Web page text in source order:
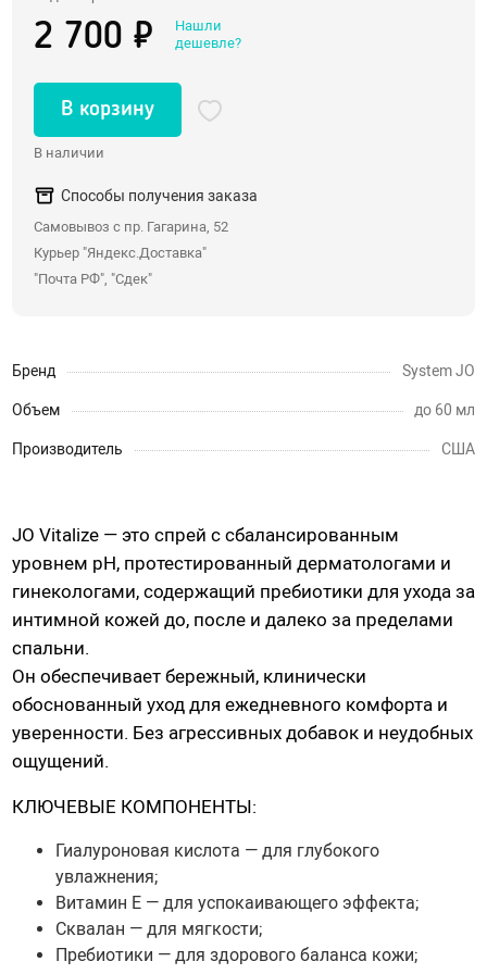
Со стразами, хвостики
С вибрацией
С римминг эффектом
Массажеры простаты
Надувные пробки, тоннели
Анальные крюки
С дистанционным управлением
Страпоны
Фаллопротезы, насадки для мужчин
Трусики для страпона
Вагины
Попки
Ротики, грудь
Секс-куклы
Tenga
Хай-тек мастурбаторы
Помпа вакуумная
Бренд System JO
Объем до 60 мл
Производитель США
2 700 ₽
Нашли
дешевле?
В корзину
В наличии
Способы получения заказа
Самовывоз с пр. Гагарина, 52
Курьер "Яндекс.Доставка"
"Почта РФ", "Сдек"
JO Vitalize — это спрей с сбалансированным
уровнем pH, протестированный дерматологами и
гинекологами, содержащий пребиотики для ухода за
интимной кожей до, после и далеко за пределами
спальни.
Он обеспечивает бережный, клинически
обоснованный уход для ежедневного комфорта и
уверенности. Без агрессивных добавок и неудобных
ощущений.
КЛЮЧЕВЫЕ КОМПОНЕНТЫ:
Гиалуроновая кислота — для глубокого
увлажнения;
Витамин Е — для успокаивающего эффекта;
Сквалан — для мягкости;
Пребиотики — для здорового баланса кожи;